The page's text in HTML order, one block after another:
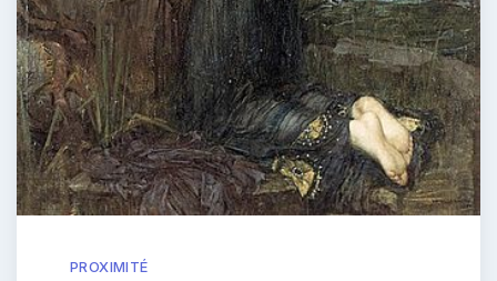
PROXIMITÉ